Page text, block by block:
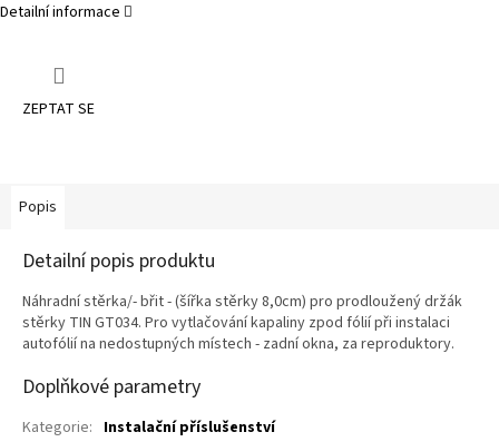
Detailní informace
ZEPTAT SE
Popis
Detailní popis produktu
Náhradní stěrka/- břit - (šířka stěrky 8,0cm) pro prodloužený držák
stěrky TIN GT034. Pro vytlačování kapaliny zpod fólií při instalaci
autofólií na nedostupných místech - zadní okna, za reproduktory.
Doplňkové parametry
Kategorie: Instalační příslušenství